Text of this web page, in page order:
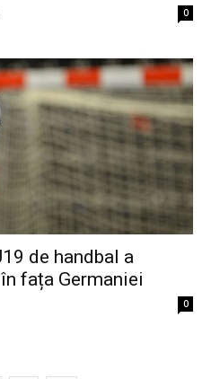
0
de handbal a
fața Germaniei
0